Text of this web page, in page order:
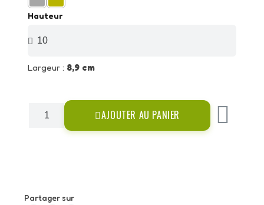
Hauteur
Largeur : 8,9 cm
AJOUTER AU PANIER
Partager sur